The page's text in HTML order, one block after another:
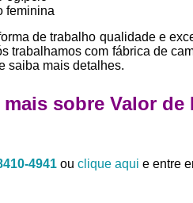
feminina
de trabalho qualidade e
trabalhamos com fábrica de
saiba mais detalhes.
mais sobre Valor
4941 ou clique aqui e entre